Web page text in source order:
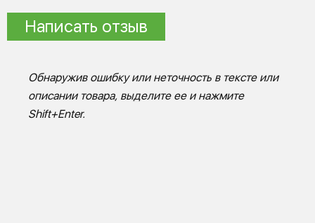
Написать отзыв
Обнаружив ошибку или неточность в тексте или
описании товара, выделите ее и нажмите
Shift+Enter.